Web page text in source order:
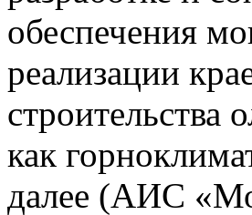
обеспечения
реализации
строительства
как
далее (АИС